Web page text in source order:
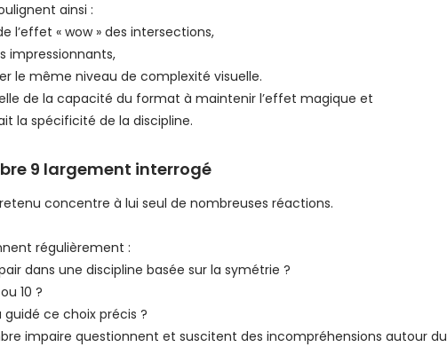
ainsi :
l’effet « wow » des intersections,
impressionnants,
le même niveau de complexité visuelle.
de la capacité du format à maintenir l’effet magique et
la spécificité de la discipline.
9 largement interrogé
concentre à lui seul de nombreuses réactions.
régulièrement :
dans une discipline basée sur la symétrie ?
10 ?
ce choix précis ?
impaire questionnent et suscitent des incompréhensions autour du